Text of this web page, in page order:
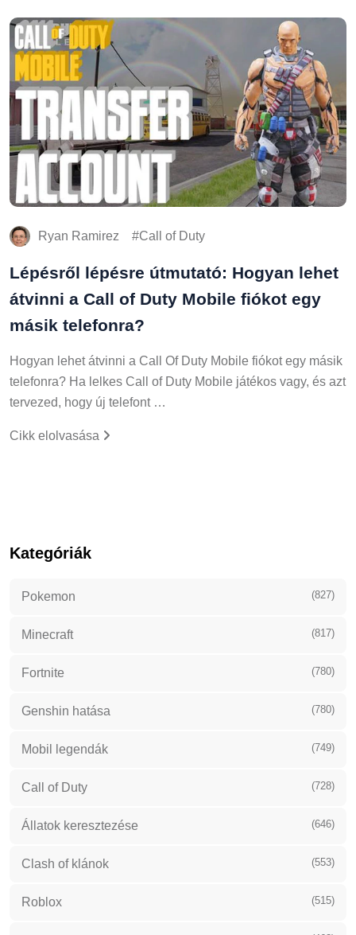
Ryan Ramirez Call of Duty
Lépésről lépésre útmutató: Hogyan lehet
átvinni a Call of Duty Mobile fiókot egy
másik telefonra?
Hogyan lehet átvinni a Call Of Duty Mobile fiókot egy másik
telefonra? Ha lelkes Call of Duty Mobile játékos vagy, és azt
tervezed, hogy új telefont …
Cikk elolvasása
Kategóriák
Pokemon (827)
Minecraft (817)
Fortnite (780)
Genshin hatása (780)
Mobil legendák (749)
Call of Duty (728)
Állatok keresztezése (646)
Clash of klánok (553)
Roblox (515)